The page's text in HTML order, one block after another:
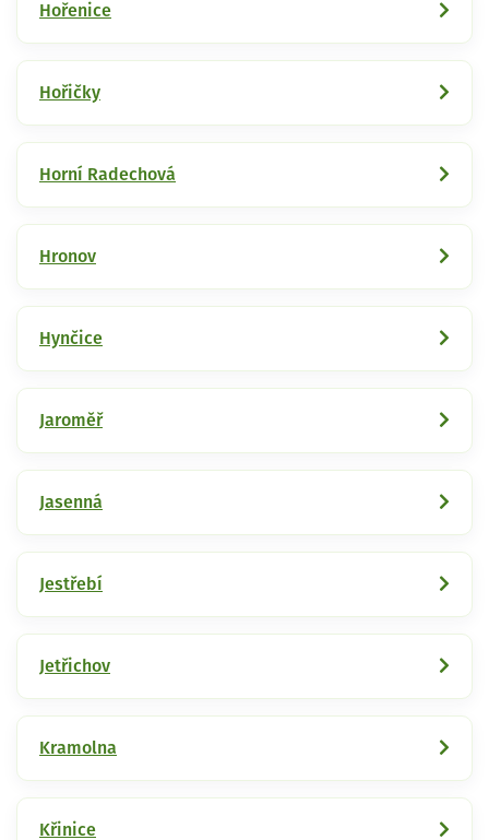
Hořenice
Hořičky
Horní Radechová
Hronov
Hynčice
Jaroměř
Jasenná
Jestřebí
Jetřichov
Kramolna
Křinice